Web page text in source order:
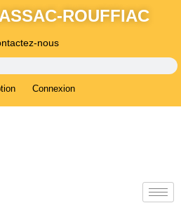
ROUFFIAC
nous
Connexion